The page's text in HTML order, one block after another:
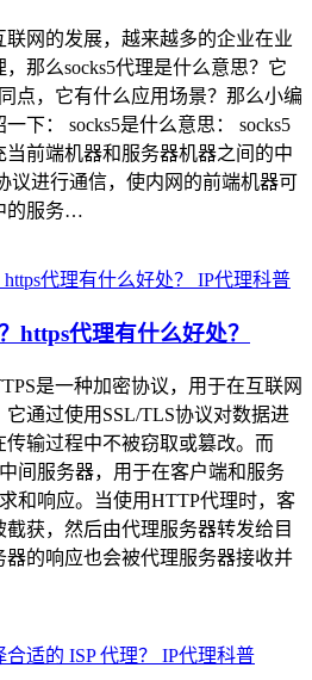
联网的发展，越来越多的企业在业
那么socks5代理是什么意思？它
点，它有什么应用场景？那么小编
下： socks5是什么意思： socks5
当前端机器和服务器机器之间的中
议进行通信，使内网的前端机器可
的服务…
IP代理科普
https代理有什么好处？
是一种加密协议，用于在互联网
它通过使用SSL/TLS协议对数据进
输过程中不被窃取或篡改。而
间服务器，用于在客户端和服务
和响应。当使用HTTP代理时，客
截获，然后由代理服务器转发给目
器的响应也会被代理服务器接收并
IP代理科普